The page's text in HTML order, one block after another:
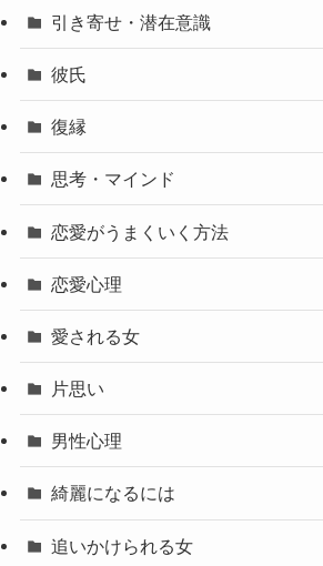
引き寄せ・潜在意識
彼氏
復縁
思考・マインド
恋愛がうまくいく方法
恋愛心理
愛される女
片思い
男性心理
綺麗になるには
追いかけられる女